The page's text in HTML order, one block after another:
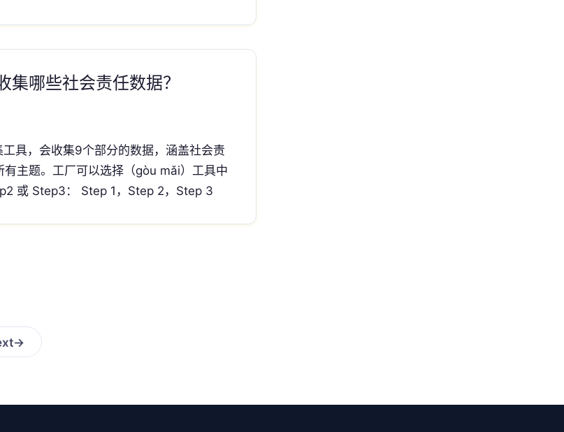
集哪些社会责任数据？
工具，会收集9个部分的数据，涵盖社会责
有主题。工厂可以选择（gòu mǎi）工具中
或 Step3： Step 1，Step 2，Step 3
→